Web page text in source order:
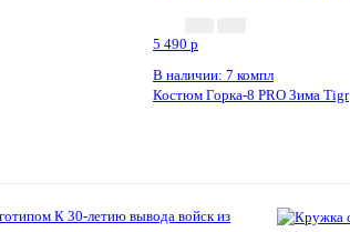
5 490 p
В наличии: 7 компл
Костюм Горка-8 PRO Зима Tigr